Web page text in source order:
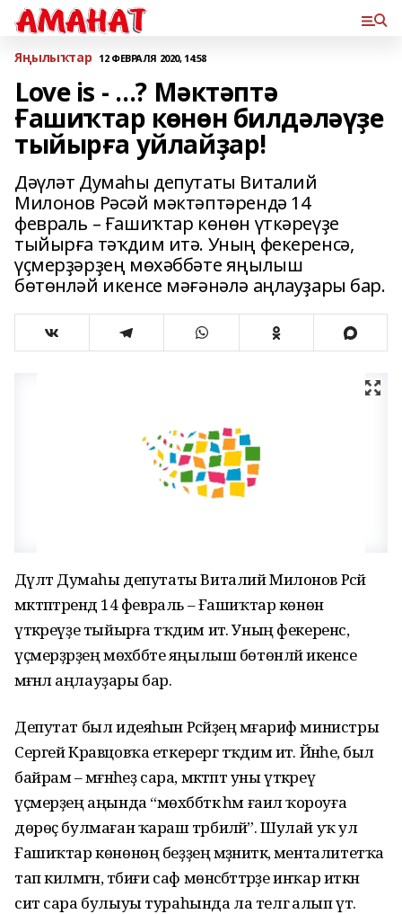
Яңылыҡтар 12 ФЕВРАЛЯ 2020, 14:58
Love is - …? Мәктәптә
Ғашиҡтар көнөн билдәләүҙе
тыйырға уйлайҙар!
Дәүләт Думаһы депутаты Виталий
Милонов Рәсәй мәктәптәрендә 14
февраль – Ғашиҡтар көнөн үткәреүҙе
тыйырға тәҡдим итә. Уның фекеренсә,
үҫмерҙәрҙең мөхәббәте яңылыш
бөтөнләй икенсе мәғәнәлә аңлауҙары бар.
Дәүләт Думаһы депутаты Виталий Милонов Рәсәй
мәктәптәрендә 14 февраль – Ғашиҡтар көнөн
үткәреүҙе тыйырға тәҡдим итә. Уның фекеренсә,
үҫмерҙәрҙең мөхәббәте яңылыш бөтөнләй икенсе
мәғәнәлә аңлауҙары бар.
Депутат был идеяһын Рәсәйҙең мәғариф министры
Сергей Кравцовҡа еткерергә тәҡдим итә. Йәнәһе, был
байрам – мәғәнәһеҙ сара, мәктәптә уны үткәреү
үҫмерҙең аңында “мөхәббәткә һәм ғаилә ҡороуға
дөрөҫ булмаған ҡараш тәрбиәләй”. Шулай уҡ ул
Ғашиҡтар көнөнөң беҙҙең мәҙәниәткә, менталитетҡа
тап килмәгән, тәбиғи саф мөнәсәбәттәрҙе инҡар иткән
сит сара булыуы тураһында ла телгә алып үтә.